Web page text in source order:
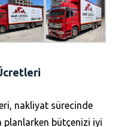
nakliyat sürecinde
planlarken bütçenizi iyi